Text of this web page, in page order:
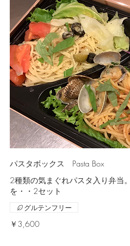
パスタボックス Pasta Box
2種類の気まぐれパスタ入り弁当
を・・2セット
￥3,600
グルテンフリー